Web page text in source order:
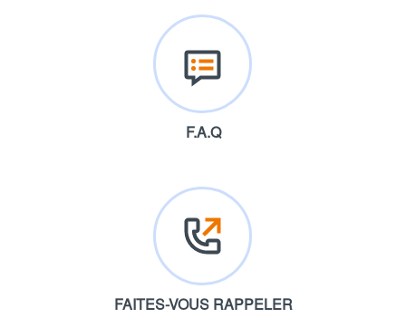
F.A.Q
FAITES-VOUS RAPPELER